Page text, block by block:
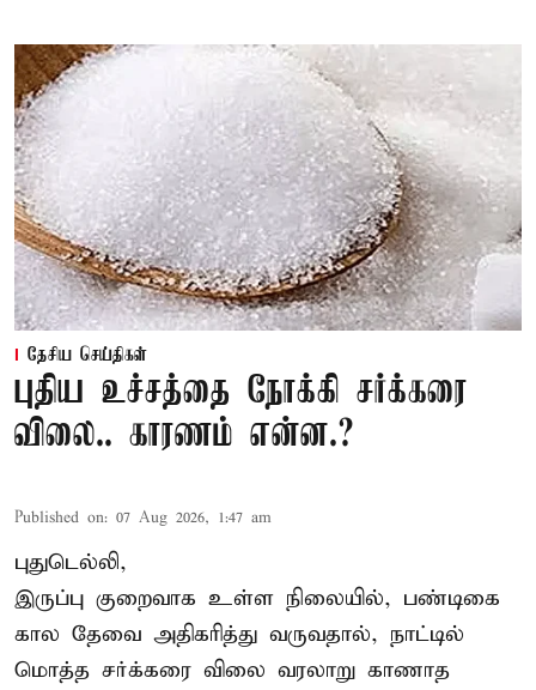
தேசிய செய்திகள்
புதிய உச்சத்தை நோக்கி சர்க்கரை
விலை.. காரணம் என்ன.?
Published on: 07 Aug 2026, 1:47 am
புதுடெல்லி,
இருப்பு குறைவாக உள்ள நிலையில், பண்டிகை
கால தேவை அதிகரித்து வருவதால், நாட்டில்
மொத்த சர்க்கரை விலை வரலாறு காணாத